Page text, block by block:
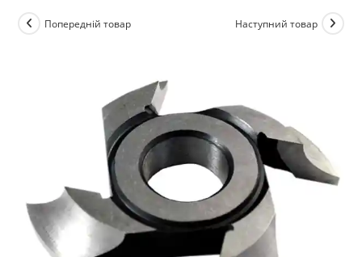
Попередній товар Наступний товар